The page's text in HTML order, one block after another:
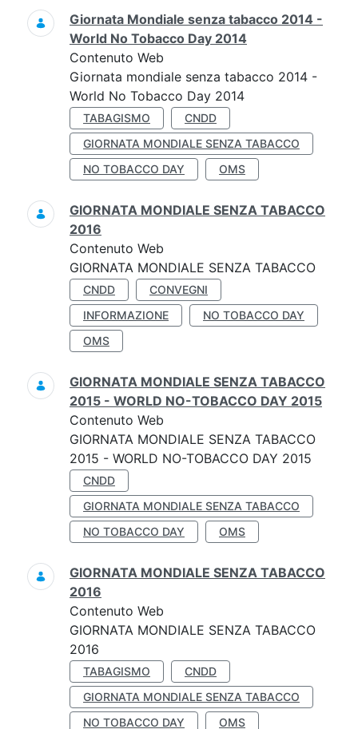
Giornata Mondiale senza tabacco 2014 -
World No Tobacco Day 2014
Contenuto Web
Giornata mondiale senza tabacco 2014 -
World No Tobacco Day 2014
TABAGISMO
CNDD
GIORNATA MONDIALE SENZA TABACCO
NO TOBACCO DAY
OMS
GIORNATA MONDIALE SENZA TABACCO
2016
Contenuto Web
GIORNATA MONDIALE SENZA TABACCO
CNDD
CONVEGNI
INFORMAZIONE
NO TOBACCO DAY
OMS
GIORNATA MONDIALE SENZA TABACCO
2015 - WORLD NO-TOBACCO DAY 2015
Contenuto Web
GIORNATA MONDIALE SENZA TABACCO
2015 - WORLD NO-TOBACCO DAY 2015
CNDD
GIORNATA MONDIALE SENZA TABACCO
NO TOBACCO DAY
OMS
GIORNATA MONDIALE SENZA TABACCO
2016
Contenuto Web
GIORNATA MONDIALE SENZA TABACCO
2016
TABAGISMO
CNDD
GIORNATA MONDIALE SENZA TABACCO
NO TOBACCO DAY
OMS